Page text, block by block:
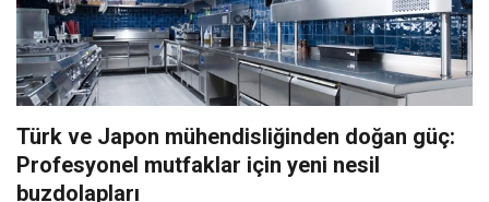
Türk ve Japon mühendisliğinden doğan güç:
Profesyonel mutfaklar için yeni nesil
buzdolapları